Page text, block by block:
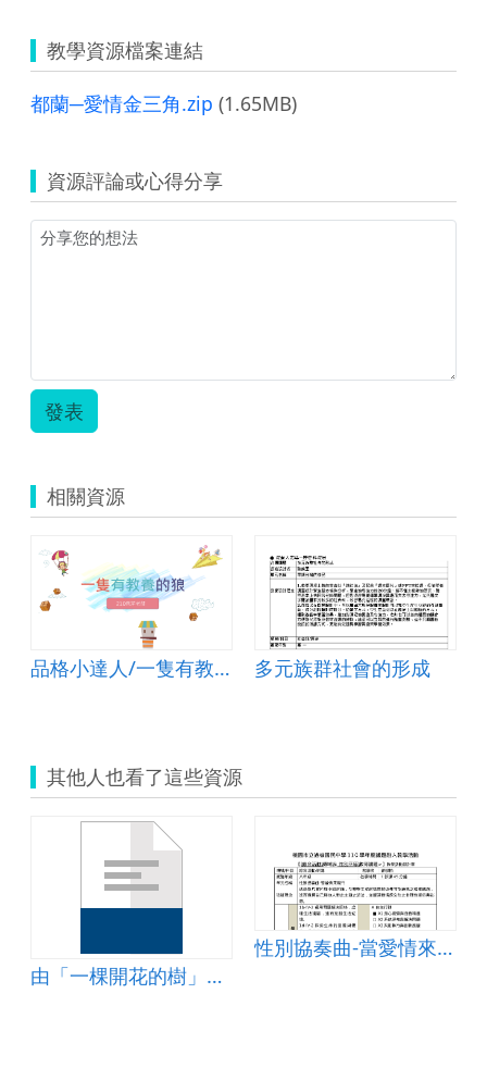
教學資源檔案連結
都蘭─愛情金三角.zip (1.65MB)
資源評論或心得分享
發表
相關資源
品格小達人/一隻有教養的狼 多元族群社會的形成
其他人也看了這些資源
由「一棵開花的樹」談青少年的愛情觀
性別協奏曲-當愛情來敲門